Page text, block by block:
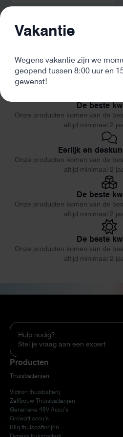
De beste
Onze producten komen van de
altijd minimaal 2
Eerlijk en
Onze producten komen van de
altijd minimaal 2
De beste
Onze producten komen van de
altijd minimaal 2
De beste
Onze producten komen van de
altijd minimaal 2
Hulp nodig?
Stel je vraag aan een expert
Producten
Thuisbatterijen
Victron thuisbatterij
Zelfbouw Thuisbatterijen
Generieke 48V Accu’s
Growatt accu’s
Bliq thuisbatterijen
Vakantie
Wegens vakantie zijn we
geopend tussen 8:00 uur en
gewenst!